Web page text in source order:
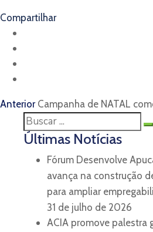
Compartilhar
Anterior Campanha de NATAL
Últimas Notícias
Fórum Desenvolve
avança na construção
para ampliar
31 de julho de 2026
ACIA promove palestra